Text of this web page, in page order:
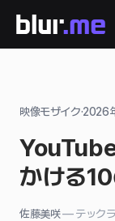
映像モザイク·2026
かける
佐藤美咲—テック